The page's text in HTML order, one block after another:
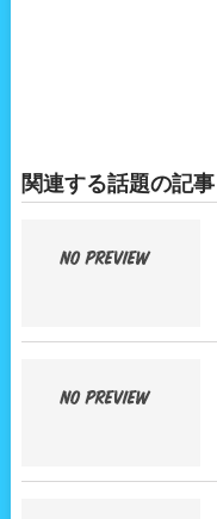
関連する話題の記事